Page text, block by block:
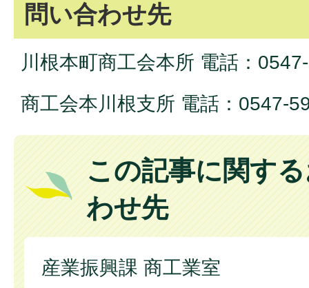
問い合わせ先
川根本町商工会本所 電話：
商工会本川根支所 電話：0547-
この記事に関す
わせ先
産業振興課 商工業室